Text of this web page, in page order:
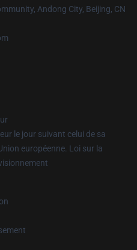
Andong City, Beijing, CN
le jour suivant celui de sa
européenne. Loi sur la